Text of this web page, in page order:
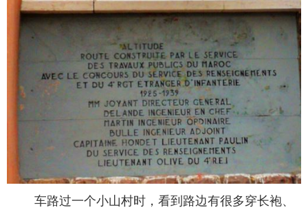
车路过一个小山村时，看到路边有很多穿长袍、